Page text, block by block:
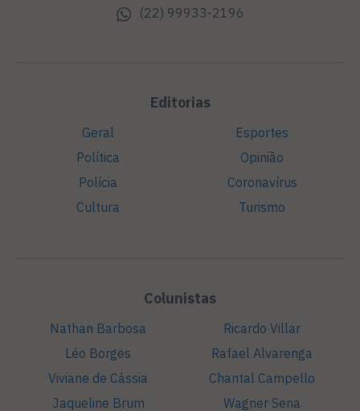
(22) 99933-2196
Editorias
Geral
Política
Polícia
Cultura
Esportes
Opinião
Coronavírus
Turismo
Colunistas
Nathan Barbosa
Léo Borges
Viviane de Cássia
Jaqueline Brum
Ricardo Villar
Rafael Alvarenga
Chantal Campello
Wagner Sena